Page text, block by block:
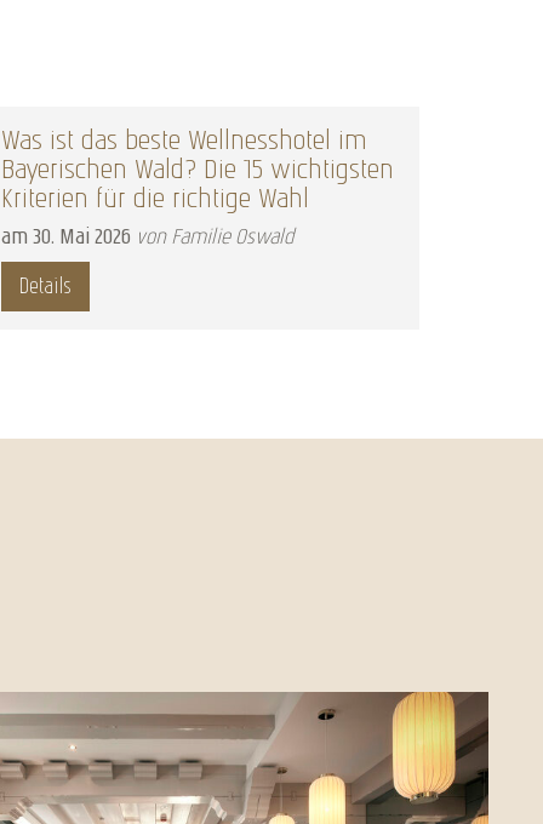
Was ist das beste Wellnesshotel im
Bayerischen Wald? Die 15 wichtigsten
Kriterien für die richtige Wahl
am 30. Mai 2026 von Familie Oswald
Details